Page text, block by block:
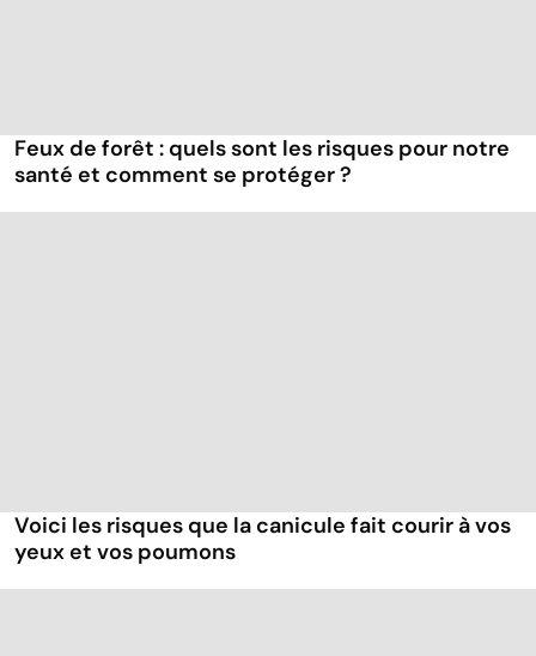
Feux de forêt : quels sont les risques pour notre
santé et comment se protéger ?
Voici les risques que la canicule fait courir à vos
yeux et vos poumons